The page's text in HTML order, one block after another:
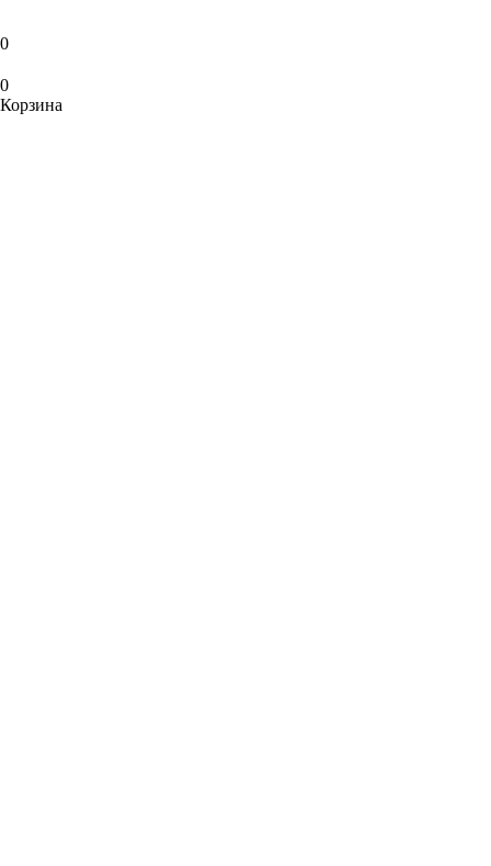
0
0
Корзина